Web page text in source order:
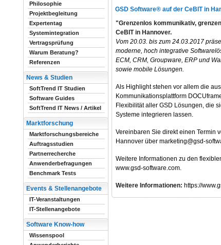
GSD Software® auf der CeBIT in
"Grenzenlos kommunikativ,
CeBIT in Hannover.
Vom 20.03. bis zum 24.03.2017
moderne, hoch integrative
ECM, CRM, Groupware, ERP und
sowie mobile Lösungen.
Als Highlight stehen vor allem die
Kommunikationsplattform
Flexibilität aller GSD Lösungen, die
Systeme integrieren lassen.
Vereinbaren Sie direkt einen Termin
Hannover über marketing@gsd-
Weitere Informationen zu den
www.gsd-software.com.
Weitere Informationen: https://
Philosophie
Projektbegleitung
Expertentag
Systemintegration
Vertragsprüfung
Warum Beratung?
Referenzen
News & Studien
SoftTrend IT Studien
Software Guides
SoftTrend IT News / Artikel
Marktforschung
Marktforschungsbereiche
Auftragsstudien
Partnerrecherche
Anwenderbefragungen
Benchmark Tests
Events & Stellenangebote
IT-Veranstaltungen
IT-Stellenangebote
Software Know-how
Wissenspool